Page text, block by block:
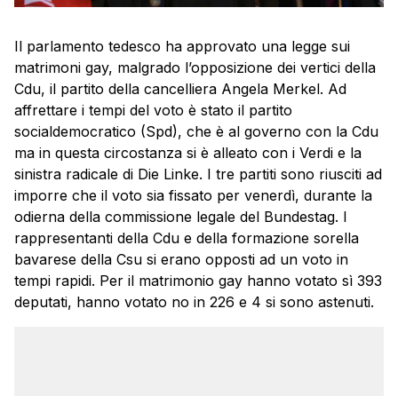
Il parlamento tedesco ha approvato una legge sui
matrimoni gay, malgrado l’opposizione dei vertici della
Cdu, il partito della cancelliera Angela Merkel. Ad
affrettare i tempi del voto è stato il partito
socialdemocratico (Spd), che è al governo con la Cdu
ma in questa circostanza si è alleato con i Verdi e la
sinistra radicale di Die Linke. I tre partiti sono riusciti ad
imporre che il voto sia fissato per venerdì, durante la
odierna della commissione legale del Bundestag. I
rappresentanti della Cdu e della formazione sorella
bavarese della Csu si erano opposti ad un voto in
tempi rapidi. Per il matrimonio gay hanno votato sì 393
deputati, hanno votato no in 226 e 4 si sono astenuti.